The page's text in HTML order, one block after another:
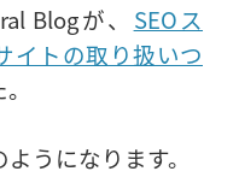
Blogが、 SEOス
イトの取り扱いつ
うになります。